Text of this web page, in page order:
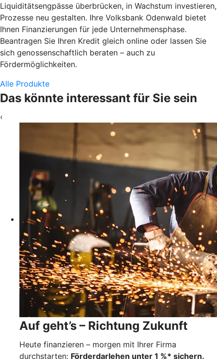
Liquiditätsengpässe überbrücken, in Wachstum investieren,
Prozesse neu gestalten. Ihre Volksbank Odenwald bietet
Ihnen Finanzierungen für jede Unternehmensphase.
Beantragen Sie Ihren Kredit gleich online oder lassen Sie
sich genossenschaftlich beraten – auch zu
Fördermöglichkeiten.
Alle Produkte
Das könnte interessant für Sie sein
‹
Auf geht’s – Richtung Zukunft
Heute finanzieren – morgen mit Ihrer Firma
durchstarten: Förderdarlehen unter 1 %* sichern.